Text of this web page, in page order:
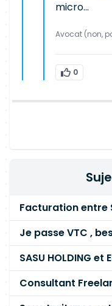
micro...
Avocat (non,
0
Facturation entre
Je passe VTC ,
SASU HOLDING et
Consultant